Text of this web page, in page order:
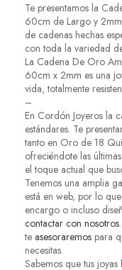
Te presentamos la
60cm de Largo y
de cadenas hechas
con toda la variedad
La Cadena De Oro
60cm x 2mm es una
vida, totalmente
–
En Cordón Joyeros la
estándares. Te
tanto en Oro de 18
ofreciéndote las
el toque actual que
Tenemos una amplia
está en web, por lo
encargo o incluso
contactar con nosotros
te asesoraremos para
necesitas.
Sabemos que tus